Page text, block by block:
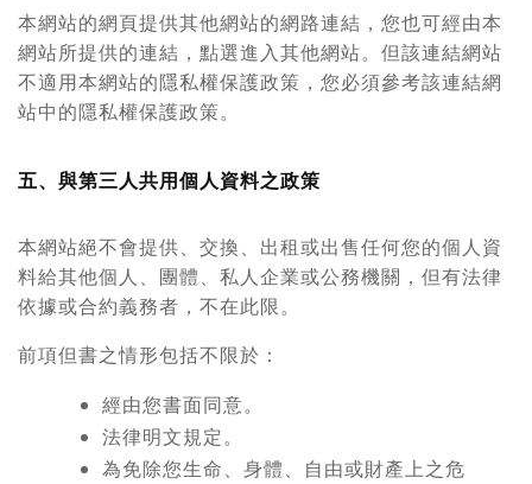
本網站的網頁提供其他網站的網路連結，您也可經由本
網站所提供的連結，點選進入其他網站。但該連結網站
不適用本網站的隱私權保護政策，您必須參考該連結網
站中的隱私權保護政策。
五、與第三人共用個人資料之政策
本網站絕不會提供、交換、出租或出售任何您的個人資
料給其他個人、團體、私人企業或公務機關，但有法律
依據或合約義務者，不在此限。
前項但書之情形包括不限於：
經由您書面同意。
法律明文規定。
為免除您生命、身體、自由或財產上之危